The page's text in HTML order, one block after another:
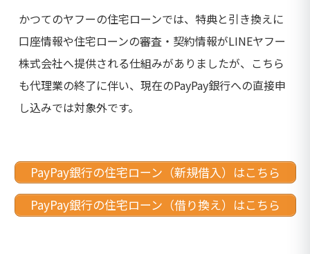
かつてのヤフーの住宅ローンでは、特典と引き換えに
口座情報や住宅ローンの審査・契約情報がLINEヤフー
株式会社へ提供される仕組みがありましたが、こちら
も代理業の終了に伴い、現在のPayPay銀行への直接申
し込みでは対象外です。
PayPay銀行の住宅ローン（新規借入）はこちら
PayPay銀行の住宅ローン（借り換え）はこちら